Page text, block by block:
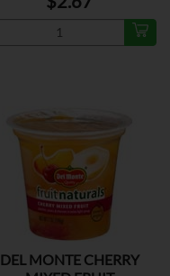
DEL MONTE CHERRY